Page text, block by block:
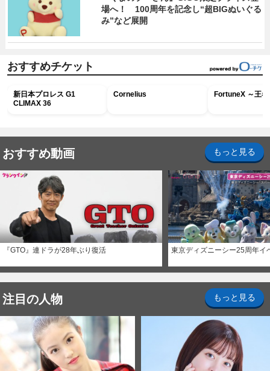
場へ！ 100周年を記念し“超BIGぬいぐる
み”など展開
おすすめチケット
新日本プロレス G1
CLIMAX 36
Cornelius FortuneX ～王
おすすめ動画 もっと見る
『GTO』連ドラが28年ぶり復活 東京ディズニーシー25周年イ
注目の人物 もっと見る